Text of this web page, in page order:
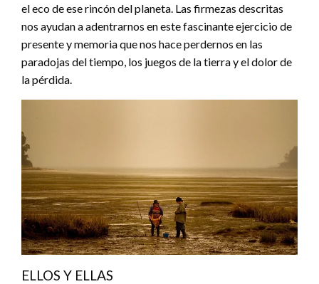
el eco de ese rincón del planeta. Las firmezas descritas
nos ayudan a adentrarnos en este fascinante ejercicio de
presente y memoria que nos hace perdernos en las
paradojas del tiempo, los juegos de la tierra y el dolor de
la pérdida.
ELLOS Y ELLAS